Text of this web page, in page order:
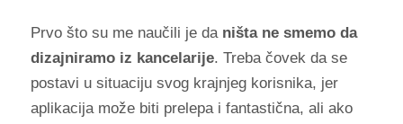
Prvo što su me naučili je da ništa ne smemo da
dizajniramo iz kancelarije. Treba čovek da se
postavi u situaciju svog krajnjeg korisnika, jer
aplikacija može biti prelepa i fantastična, ali ako